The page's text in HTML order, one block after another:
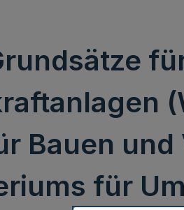
Bauen und
für